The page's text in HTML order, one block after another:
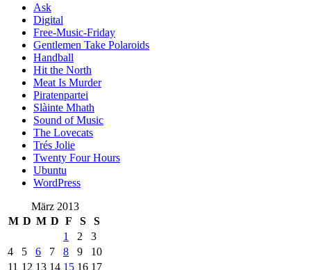
Ask
Digital
Free-Music-Friday
Gentlemen Take Polaroids
Handball
Hit the North
Meat Is Murder
Piratenpartei
Slàinte Mhath
Sound of Music
The Lovecats
Trés Jolie
Twenty Four Hours
Ubuntu
WordPress
März 2013
M D M D F S
S
1
2
3
4
5 6 7 8 9
10
11 12 13 14 15 16 17